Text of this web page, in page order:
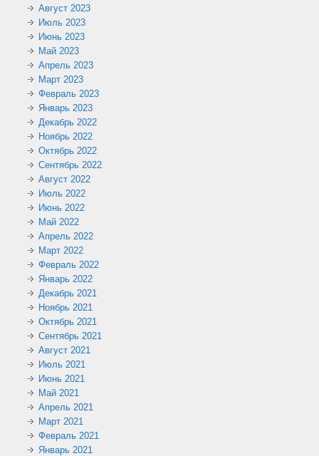
Август 2023
Июль 2023
Июнь 2023
Май 2023
Апрель 2023
Март 2023
Февраль 2023
Январь 2023
Декабрь 2022
Ноябрь 2022
Октябрь 2022
Сентябрь 2022
Август 2022
Июль 2022
Июнь 2022
Май 2022
Апрель 2022
Март 2022
Февраль 2022
Январь 2022
Декабрь 2021
Ноябрь 2021
Октябрь 2021
Сентябрь 2021
Август 2021
Июль 2021
Июнь 2021
Май 2021
Апрель 2021
Март 2021
Февраль 2021
Январь 2021